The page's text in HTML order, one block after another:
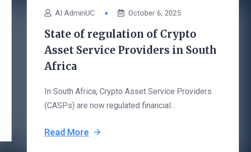
AI AdminUC October 6, 2025
State of regulation of Crypto
Asset Service Providers in South
Africa
In South Africa, Crypto Asset Service Providers
(CASPs) are now regulated financial...
Read More